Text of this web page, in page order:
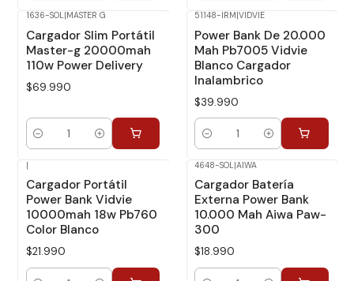
1636-SOL| MASTER G
Cargador Slim Portátil
Master-g 20000mah
110w Power Delivery
$69.990
Cantidad
51148-IRM VIDVIE
Power Bank De 20.000
Mah Pb7005 Vidvie
Blanco Cargador
Inalambrico
$39.990
Cantidad
|
Cargador Portátil
Power Bank Vidvie
10000mah 18w Pb760
Color Blanco
$21.990
4648-SOL |AIWA
Cargador Batería
Externa Power Bank
10.000 Mah Aiwa Paw-
300
$18.990